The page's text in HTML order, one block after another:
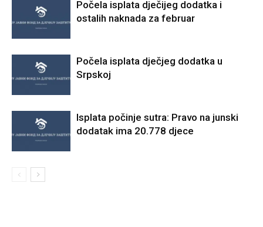
Počela isplata dječijeg dodatka i
ostalih naknada za februar
Počela isplata dječjeg dodatka u
Srpskoj
Isplata počinje sutra: Pravo na junski
dodatak ima 20.778 djece